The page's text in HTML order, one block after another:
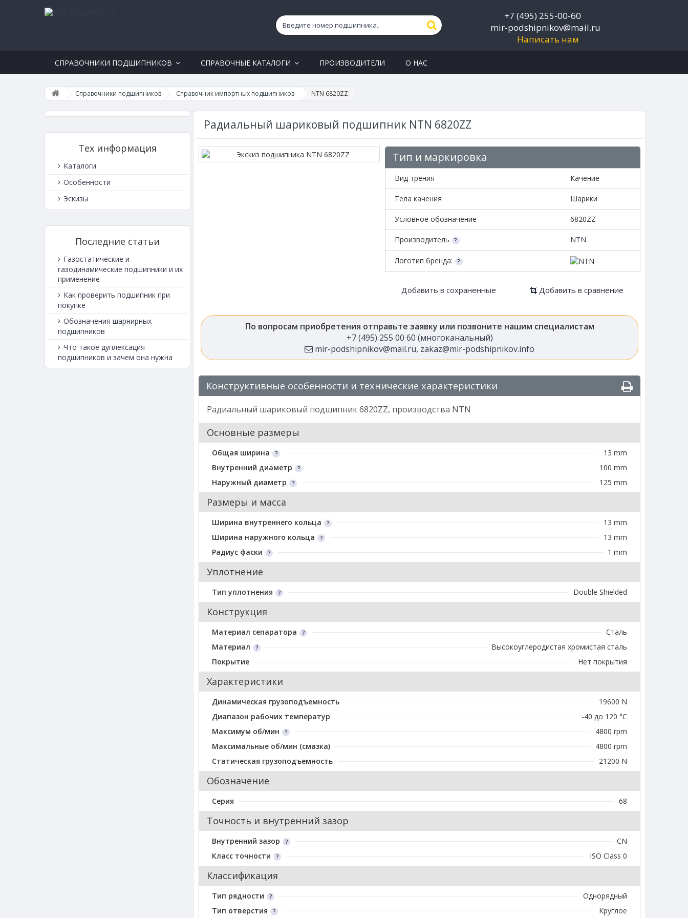
+7 (495) 255-00-60
mir-podshipnikov@mail.ru
Написать нам
СПРАВОЧНИКИ ПОДШИПНИКОВ СПРАВОЧНЫЕ КАТАЛОГИ ПРОИЗВОДИТЕЛИ О НАС
Справочники подшипников Справочник импортных подшипников NTN 6820ZZ
Тех информация
Каталоги
Особенности
Эскизы
Последние статьи
Газостатические и
газодинамические подшипники и их
применение
Как проверить подшипник при
покупке
Обозначения шарнирных
подшипников
Что такое дуплексация
подшипников и зачем она нужна
Радиальный шариковый подшипник NTN 6820ZZ
Тип и маркировка
Вид трения Качение
Тела качения Шарики
Условное обозначение 6820ZZ
Производитель NTN
Логотип бренда:
Добавить в сохраненные Добавить в сравнение
По вопросам приобретения отправьте заявку или позвоните нашим специалистам
+7 (495) 255 00 60 (многоканальный)
mir-podshipnikov@mail.ru, zakaz@mir-podshipnikov.info
Конструктивные особенности и технические характеристики
Радиальный шариковый подшипник 6820ZZ, производства NTN
Основные размеры
Общая ширина
13 mm
Внутренний диаметр
100 mm
Наружный диаметр
125 mm
Размеры и масса
Ширина внутреннего кольца
13 mm
Ширина наружного кольца
13 mm
Радиус фаски
1 mm
Уплотнение
Тип уплотнения Double Shielded
Конструкция
Материал сепаратора
Сталь
Материал
Высокоуглеродистая хромистая сталь
Покрытие
Нет покрытия
Характеристики
Динамическая грузоподъемность
19600 N
Диапазон рабочих температур
-40 до 120 °C
Максимум об/мин
4800 rpm
Максимальные об/мин (смазка)
4800 rpm
Статическая грузоподъемность
21200 N
Обозначение
Серия 68
Точность и внутренний зазор
Внутренний зазор
CN
Класс точности
ISO Class 0
Классификация
Тип рядности
Однорядный
Тип отверстия
Круглое